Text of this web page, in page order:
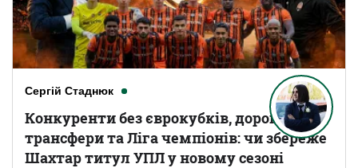
Сергій Стаднюк
Конкуренти без єврокубків, дорогі
трансфери та Ліга чемпіонів: чи збереже
Шахтар титул УПЛ у новому сезоні